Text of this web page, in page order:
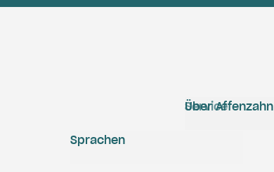
Service
Über Affenzahn
Sprachen